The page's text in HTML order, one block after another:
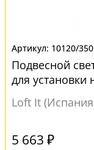
10120/
Подвесной
для
Loft It
5 663 ₽